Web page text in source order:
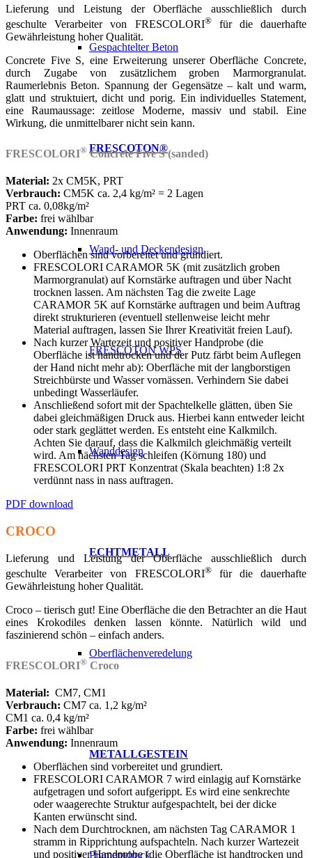
Gespachtelter Beton
FRESCOTON®
Wand- und Deckendesign
FRESCOTON WPS
Wanddesign
ECHTMETALL
Oberflächenveredelung
METALLGESTEIN
Pigmentdruck
Lieferung und Leistung der Oberfläche ausschließlich durch
geschulte Verarbeiter von FRESCOLORI®für die dauerhafte
Gewährleistung hoher Qualität.
Concrete Five S, eine Erweiterung unserer Oberfläche Concrete,
durch Zugabe von zusätzlichem groben Marmorgranulat.
Raumerlebnis Beton. Spannung der Gegensätze – kalt und warm,
glatt und struktuiert, dicht und porig. Ein individuelles Statement,
eine Raumaussage: zeitlose Moderne, massiv und stabil. Eine
Wirkung, die unmittelbarer nicht sein kann.
FRESCOLORI® Concrete Five S (sanded)
Material: 2x CM5K, PRT
Verbrauch: CM5K ca. 2,4 kg/m² = 2 Lagen
PRT ca. 0,08kg/m²
Farbe: frei wählbar
Anwendung: Innenraum
Oberflächen sind vorbereitet und grundiert.
FRESCOLORI CARAMOR 5K (mit zusätzlich groben
Marmorgranulat) auf Kornstärke auftragen und über Nacht
trocknen lassen. Am nächsten Tag die zweite Lage
CARAMOR 5K auf Kornstärke auftragen und beim Auftrag
direkt strukturieren (eventuell stellenweise leicht mehr
Material auftragen, lassen Sie Ihrer Kreativität freien Lauf).
Nach kurzer Wartezeit und positiver Handprobe (die
Oberfläche ist handtrocken und der Putz färbt beim Auflegen
der Hand nicht mehr ab): Oberfläche mit der langborstigen
Streichbürste und Wasser vornässen. Verhindern Sie dabei
unbedingt Wasserläufer.
Anschließend sofort mit der Spachtelkelle glätten, üben Sie
dabei gleichmäßigen Druck aus. Hierbei kann entweder leicht
oder stark geglättet werden. Es entsteht eine Kalkmilch.
Achten Sie darauf, dass die Kalkmilch gleichmäßig verteilt
wird. Am nächsten Tag schleifen (Körnung 180) und
FRESCOLORI PRT Konzentrat (Skala beachten) 1:8 2x
verdünnt nass in nass auftragen.
PDF download
CROCO
Lieferung und Leistung der Oberfläche ausschließlich durch
geschulte Verarbeiter von FRESCOLORI®für die dauerhafte
Gewährleistung hoher Qualität.
Croco – tierisch gut! Eine Oberfläche die den Betrachter an die Haut
eines Krokodiles denken lassen könnte. Natürlich wild und
faszinierend schön – einfach anders.
FRESCOLORI® Croco
Material: CM7, CM1
Verbrauch: CM7 ca. 1,2 kg/m²
CM1 ca. 0,4 kg/m²
Farbe: frei wählbar
Anwendung: Innenraum
Oberflächen sind vorbereitet und grundiert.
FRESCOLORI CARAMOR 7 wird einlagig auf Kornstärke
aufgetragen und sofort aufgerippt. Es wird eine senkrechte
oder waagerechte Struktur aufgespachtelt, bei der dicke
Kanten erwünscht sind.
Nach dem Durchtrocknen, am nächsten Tag CARAMOR 1
stramm in Ripprichtung aufspachteln. Nach kurzer Wartezeit
und positiver Handprobe (die Oberfläche ist handtrocken und